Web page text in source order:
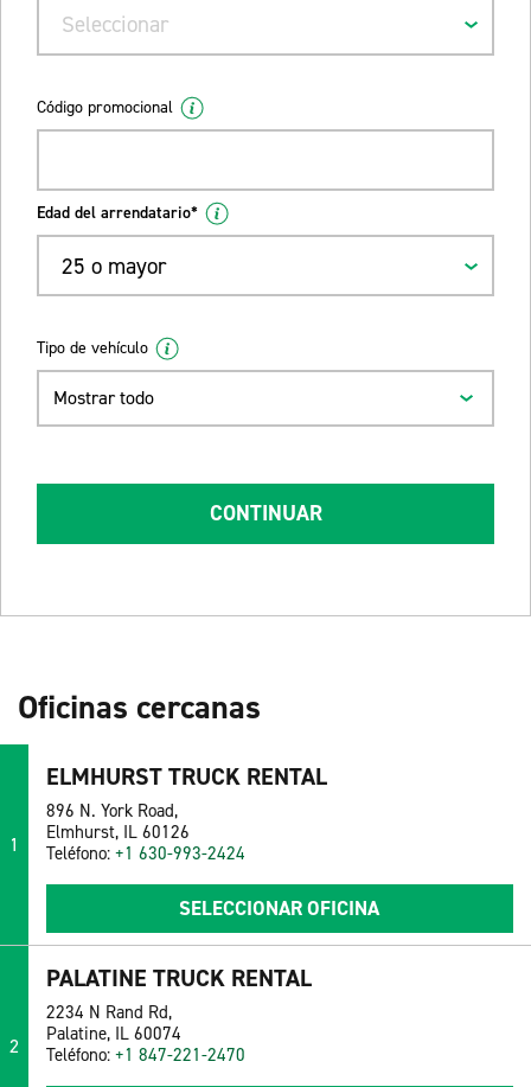
Seleccionar
Código promocional
Edad del arrendatario*
25 o mayor
Tipo de vehículo
Mostrar todo
CONTINUAR
Oficinas cercanas
1
ELMHURST TRUCK RENTAL
896 N. York Road,
Elmhurst, IL 60126
Teléfono: +1 630-993-2424
SELECCIONAR OFICINA
2
PALATINE TRUCK RENTAL
2234 N Rand Rd,
Palatine, IL 60074
Teléfono: +1 847-221-2470